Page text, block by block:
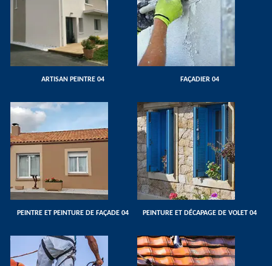
ARTISAN PEINTRE 04 FAÇADIER 04
PEINTRE ET PEINTURE DE FAÇADE 04 PEINTURE ET DÉCAPAGE DE VOLET 04